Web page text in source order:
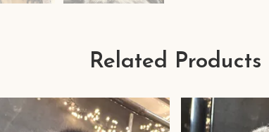
Related Products